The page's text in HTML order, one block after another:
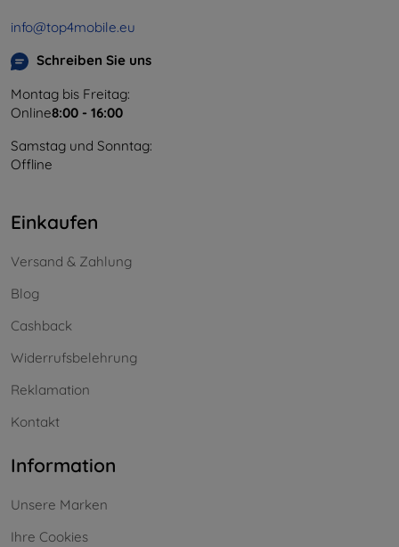
info@top4mobile.eu
Schreiben Sie uns
Montag bis Freitag:
Online8:00 - 16:00
Samstag und Sonntag:
Offline
Einkaufen
Versand & Zahlung
Blog
Cashback
Widerrufsbelehrung
Reklamation
Kontakt
Information
Unsere Marken
Ihre Cookies